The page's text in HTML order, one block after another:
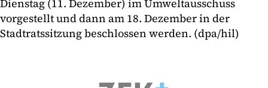
Dienstag (11. Dezember) im Umweltausschuss
vorgestellt und dann am 18. Dezember in der
Stadtratssitzung beschlossen werden. (dpa/hil)